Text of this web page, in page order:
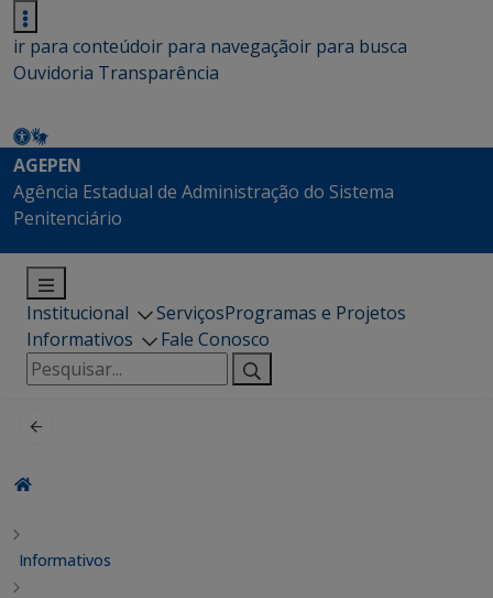
ir para conteúdoir para navegaçãoir para busca
Ouvidoria Transparência
AGEPEN
Agência Estadual de Administração do Sistema
Penitenciário
Institucional ServiçosProgramas e Projetos
Informativos
Fale Conosco
Pesquisar
por:
Informativos